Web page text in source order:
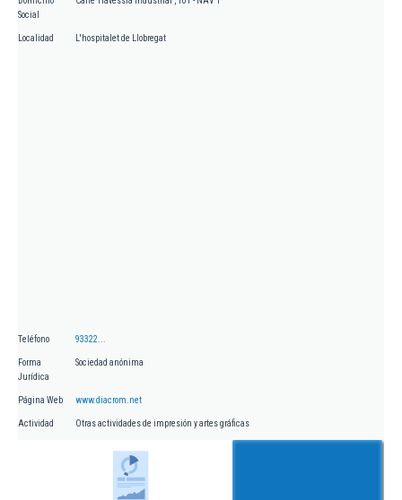
Social
Localidad L'hospitalet de Llobregat
Teléfono 93322...
Forma
Jurídica
Sociedad anónima
Página Web www.diacrom.net
Actividad Otras actividades de impresión y artes gráficas